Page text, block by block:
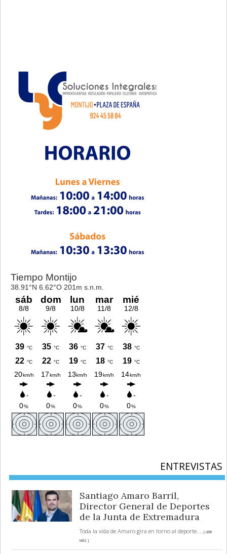
ENTREVISTAS
Santiago Amaro Barril,
Director General de Deportes
de la Junta de Extremadura
Toda la vida de Amaro gira en torno al deporte. ... [ LEER
MÁS ]